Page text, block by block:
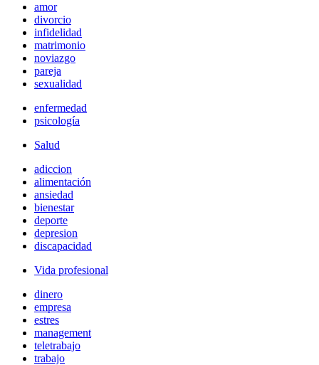
amor
divorcio
infidelidad
matrimonio
noviazgo
pareja
sexualidad
enfermedad
psicología
Salud
adiccion
alimentación
ansiedad
bienestar
deporte
depresion
discapacidad
Vida profesional
dinero
empresa
estres
management
teletrabajo
trabajo